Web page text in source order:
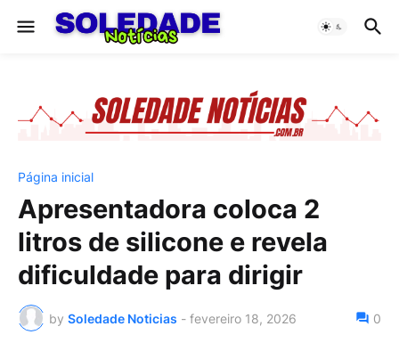
Página inicial
Apresentadora coloca 2
litros de silicone e revela
dificuldade para dirigir
by Soledade Noticias - fevereiro 18, 2026 0